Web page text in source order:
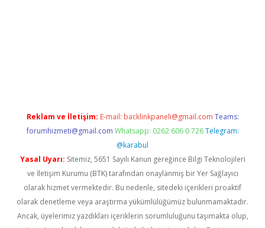
Reklam ve İletişim: E-mail: backlinkpaneli@gmail.com Teams:
forumhizmeti@gmail.com Whatsapp: 0262 606 0 726 Telegram:
@karabul
Yasal Uyarı: Sitemiz, 5651 Sayılı Kanun gereğince Bilgi Teknolojileri
ve İletişim Kurumu (BTK) tarafından onaylanmış bir Yer Sağlayıcı
olarak hizmet vermektedir. Bu nedenle, sitedeki içerikleri proaktif
olarak denetleme veya araştırma yükümlülüğümüz bulunmamaktadır.
Ancak, üyelerimiz yazdıkları içeriklerin sorumluluğunu taşımakta olup,